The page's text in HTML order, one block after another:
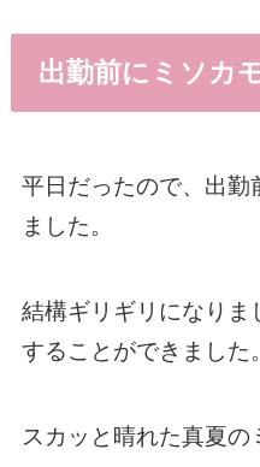
出勤前にミソカ
平日だったので、出勤
ました。
結構ギリギリになりま
することができました。
スカッと晴れた真夏の